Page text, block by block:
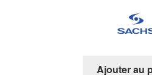
Ajouter au